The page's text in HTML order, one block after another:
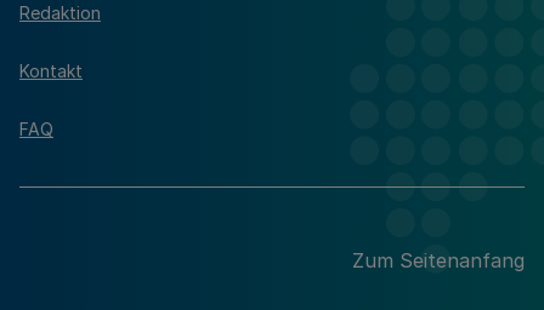
Redaktion
Kontakt
FAQ
Zum Seitenanfang